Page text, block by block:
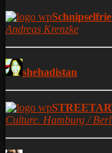
Andreas Krenzke
shehadistan
Culture. Hamburg /